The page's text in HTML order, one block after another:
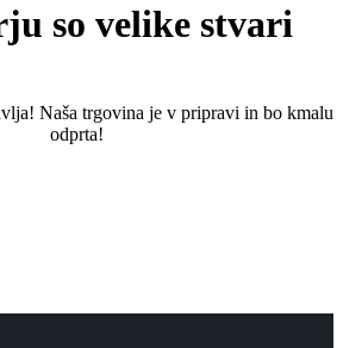
so velike stvari
Naša trgovina je v pripravi in ​​bo kmalu
odprta!